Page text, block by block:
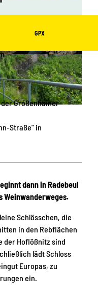
Dresden Elbland
GPX
der Großenhainer
Straße" in
dann in Radebeul
Weinwanderweges.
Schlösschen, die
in den Rebflächen
der Hoflößnitz sind
lädt Schloss
Europas, zu
ein.